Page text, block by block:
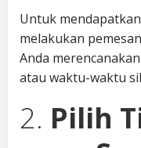
Untuk
melakukan
Anda
atau waktu-waktu
2. Pilih